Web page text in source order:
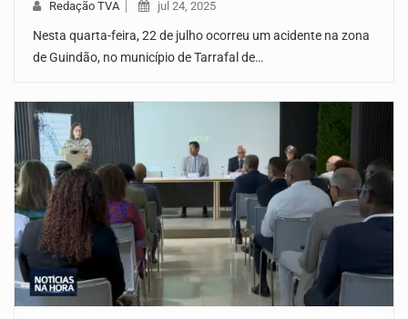
Redação TVA jul 24, 2025
Nesta quarta-feira, 22 de julho ocorreu um acidente na zona
de Guindão, no município de Tarrafal de…